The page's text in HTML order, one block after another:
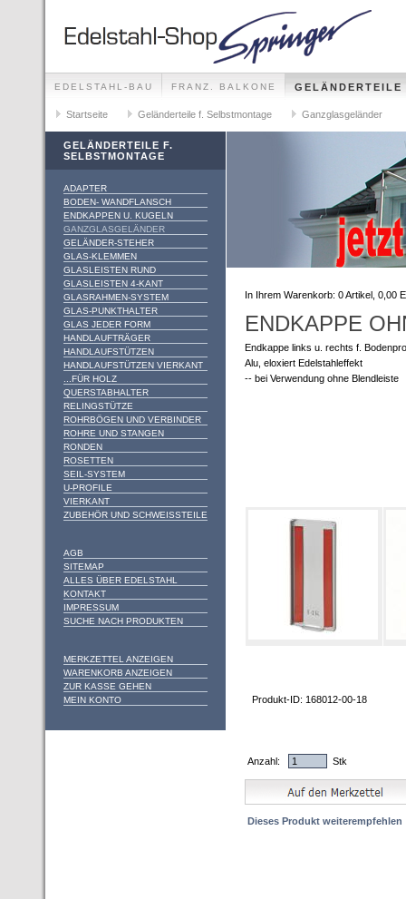
EDELSTAHL-BAU FRANZ. BALKONE
GELÄNDER-SETS FÜR ALLE MONTAGEMÖGLICHKEITEN
Startseite Geländerteile f. Selbstmontage Ganzglasgeländer
GELÄNDERTEILE F.
SELBSTMONTAGE
ADAPTER
BODEN- WANDFLANSCH
ENDKAPPEN U. KUGELN
GANZGLASGELÄNDER
GELÄNDER-STEHER
GLAS-KLEMMEN
GLASLEISTEN RUND
GLASLEISTEN 4-KANT
GLASRAHMEN-SYSTEM
GLAS-PUNKTHALTER
GLAS JEDER FORM
HANDLAUFTRÄGER
HANDLAUFSTÜTZEN
HANDLAUFSTÜTZEN VIERKANT
...FÜR HOLZ
QUERSTABHALTER
RELINGSTÜTZE
ROHRBÖGEN UND VERBINDER
ROHRE UND STANGEN
RONDEN
ROSETTEN
SEIL-SYSTEM
U-PROFILE
VIERKANT
ZUBEHÖR UND SCHWEISSTEILE
AGB
SITEMAP
ALLES ÜBER EDELSTAHL
KONTAKT
IMPRESSUM
SUCHE NACH PRODUKTEN
MERKZETTEL ANZEIGEN
WARENKORB ANZEIGEN
ZUR KASSE GEHEN
MEIN KONTO
In Ihrem Warenkorb: 0Artikel, 0,00
ENDKAPPE
Endkappe links u. rechts f.
Alu, eloxiert Edelstahleffekt
-- bei Verwendung ohne Blendleiste
Produkt-ID: 168012-00-18
Anzahl: Stk
Dieses Produkt weiterempfehlen